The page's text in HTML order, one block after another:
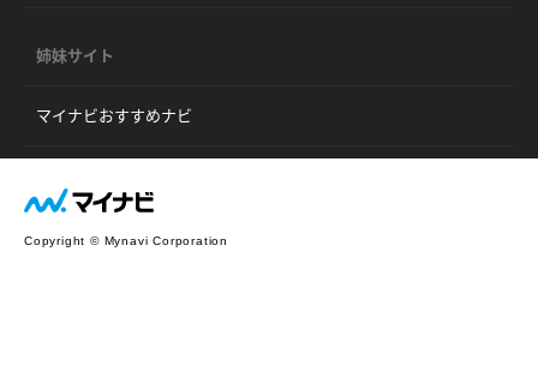
姉妹サイト
マイナビおすすめナビ
Copyright © Mynavi Corporation